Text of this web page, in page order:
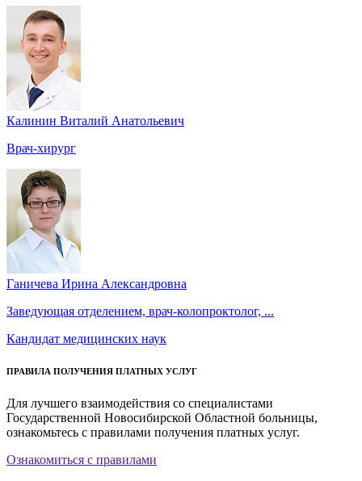
Калинин Виталий Анатольевич
Врач-хирург
Ганичева Ирина Александровна
Заведующая отделением, врач-колопроктолог, ...
Кандидат медицинских наук
ПРАВИЛА ПОЛУЧЕНИЯ ПЛАТНЫХ УСЛУГ
Для лучшего взаимодействия со специалистами
Государственной Новосибирской Областной больницы,
ознакомьтесь с правилами получения платных услуг.
Ознакомиться с правилами